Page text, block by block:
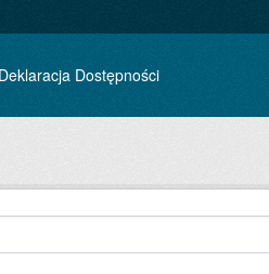
Deklaracja Dostępności